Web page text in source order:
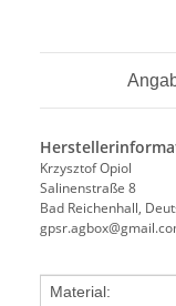
Krzysztof Opiol
Salinenstraße 8
Bad Reichenhall,
Wert
Material: